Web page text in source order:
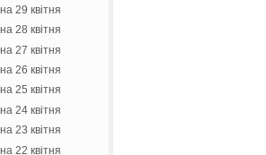
29 квітня
28 квітня
27 квітня
26 квітня
25 квітня
24 квітня
23 квітня
22 квітня